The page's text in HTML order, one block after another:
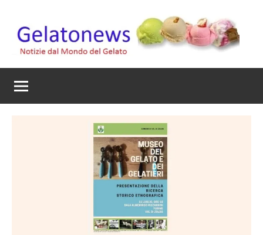
contenuto
Gelato
News
mondo
del